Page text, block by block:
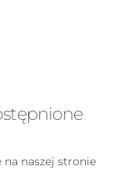
na naszej stronie